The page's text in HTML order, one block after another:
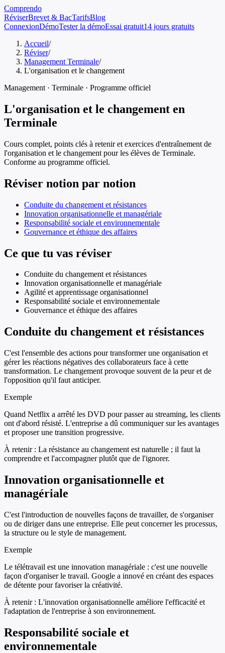
Comprendo
RéviserBrevet & BacTarifsBlog
ConnexionDémoTester la démoEssai gratuit14 jours gratuits
Accueil/
Réviser/
Management Terminale/
L'organisation et le changement
Management · Terminale · Programme officiel
L'organisation et le changement en
Terminale
Cours complet, points clés à retenir et exercices d'entraînement de
l'organisation et le changement pour les élèves de Terminale.
Conforme au programme officiel.
Réviser notion par notion
Conduite du changement et résistances
Innovation organisationnelle et managériale
Responsabilité sociale et environnementale
Gouvernance et éthique des affaires
Ce que tu vas réviser
Conduite du changement et résistances
Innovation organisationnelle et managériale
Agilité et apprentissage organisationnel
Responsabilité sociale et environnementale
Gouvernance et éthique des affaires
Conduite du changement et résistances
C'est l'ensemble des actions pour transformer une organisation et
gérer les réactions négatives des collaborateurs face à cette
transformation. Le changement provoque souvent de la peur et de
l'opposition qu'il faut anticiper.
Exemple
Quand Netflix a arrêté les DVD pour passer au streaming, les clients
ont d'abord résisté. L'entreprise a dû communiquer sur les avantages
et proposer une transition progressive.
À retenir : La résistance au changement est naturelle ; il faut la
comprendre et l'accompagner plutôt que de l'ignorer.
Innovation organisationnelle et
managériale
C'est l'introduction de nouvelles façons de travailler, de s'organiser
ou de diriger dans une entreprise. Elle peut concerner les processus,
la structure ou le style de management.
Exemple
Le télétravail est une innovation managériale : c'est une nouvelle
façon d'organiser le travail. Google a innové en créant des espaces
de détente pour favoriser la créativité.
À retenir : L'innovation organisationnelle améliore l'efficacité et
l'adaptation de l'entreprise à son environnement.
Responsabilité sociale et
environnementale